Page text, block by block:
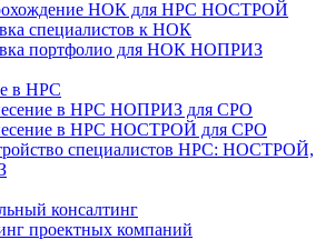
НОК для НРС НОСТРОЙ
специалистов к НОК
портфолио для НОК НОПРИЗ
в НРС
в НРС НОПРИЗ для СРО
в НРС НОСТРОЙ для СРО
специалистов НРС: НОСТРОЙ,
консалтинг
проектных компаний